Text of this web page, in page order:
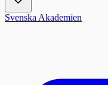
Svenska Akademien